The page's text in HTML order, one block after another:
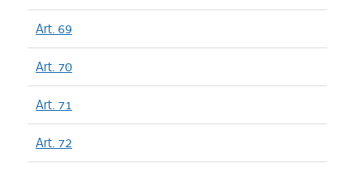
Art. 69
Art. 70
Art. 71
Art. 72